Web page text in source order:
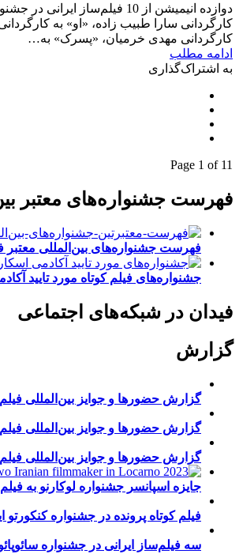
دوازده انیمیشن از 10
کارگردانی سارا طبیب زاده، «او» به
کارگردانی مهدی خرمیان، «پسرک» به…
ادامه مطلب
به اشتراک‌گذاری
Page 1 of 11
فهرست جشنواره‌های معتبر
فهرست جشنواره‌های بین‌المللی معتبر
جشنواره‌های فیلم کوتاه مورد تایید
فیدان در شبکه‌های اجتماعی
گزارش
گزارش حضورها و جوایز بین‌المللی فیلم
گزارش حضورها و جوایز بین‌المللی فیلم
گزارش حضورها و جوایز بین‌المللی فیلم
جایزه اسپانسر جشنواره لوکارنو به
فیلم کوتاه پرونده در جشنواره کنکورتو
سه فیلم‌ساز ایرانی در جشنواره سائوپائولو